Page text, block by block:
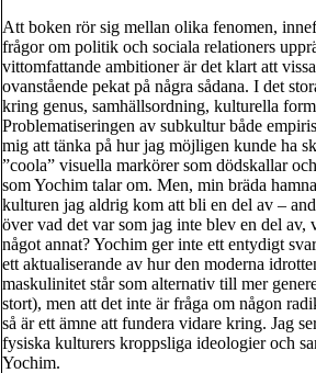
Att boken rör sig mellan olika fenomen,
frågor om politik och sociala relationers
vittomfattande ambitioner är det klart att
ovanstående pekat på några sådana. I det
kring genus, samhällsordning, kulturella
Problematiseringen av subkultur både
mig att tänka på hur jag möjligen kunde ha
”coola” visuella markörer som dödskallar
som Yochim talar om. Men, min bräda
kulturen jag aldrig kom att bli en del av –
över vad det var som jag inte blev en del
något annat? Yochim ger inte ett entydigt
ett aktualiserande av hur den moderna
maskulinitet står som alternativ till mer
stort), men att det inte är fråga om någon
så är ett ämne att fundera vidare kring. Jag
fysiska kulturers kroppsliga ideologier och
Yochim.